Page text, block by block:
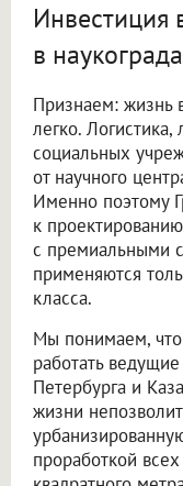
Инвестиция
в
Признаем: жизнь
легко. Логистика,
социальных
от научного
Именно поэтому
к
с премиальными
применяются
класса.
Мы понимаем,
работать
Петербурга и
жизни
проработкой